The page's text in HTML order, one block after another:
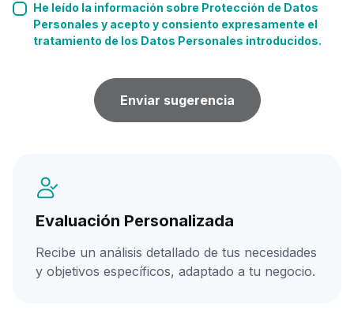
He leído la información sobre Protección de Datos
Personales y acepto y consiento expresamente el
tratamiento de los Datos Personales introducidos.
Enviar sugerencia
Evaluación Personalizada
Recibe un análisis detallado de tus necesidades
y objetivos específicos, adaptado a tu negocio.